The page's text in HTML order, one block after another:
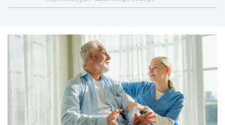
gazetaprawna.pl, forsal.pl